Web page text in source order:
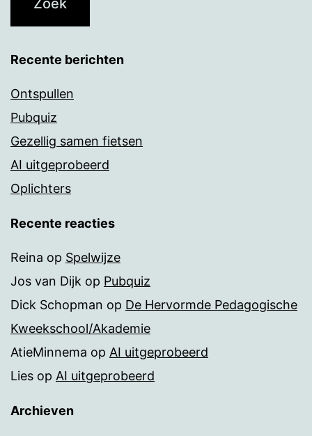
Recente berichten
Ontspullen
Pubquiz
Gezellig samen fietsen
AI uitgeprobeerd
Oplichters
Recente reacties
Reina op Spelwijze
Jos van Dijk op Pubquiz
Dick Schopman op De Hervormde Pedagogische
Kweekschool/Akademie
AtieMinnema op AI uitgeprobeerd
Lies op AI uitgeprobeerd
Archieven